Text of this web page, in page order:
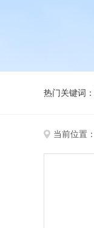
热门关键词：
当前位置：